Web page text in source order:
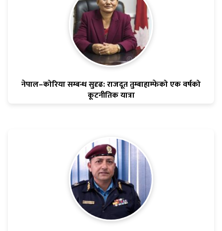
नेपाल–कोरिया सम्बन्ध सुदृढ: राजदूत तुम्बाहाम्फेको एक वर्षको
कूटनीतिक यात्रा